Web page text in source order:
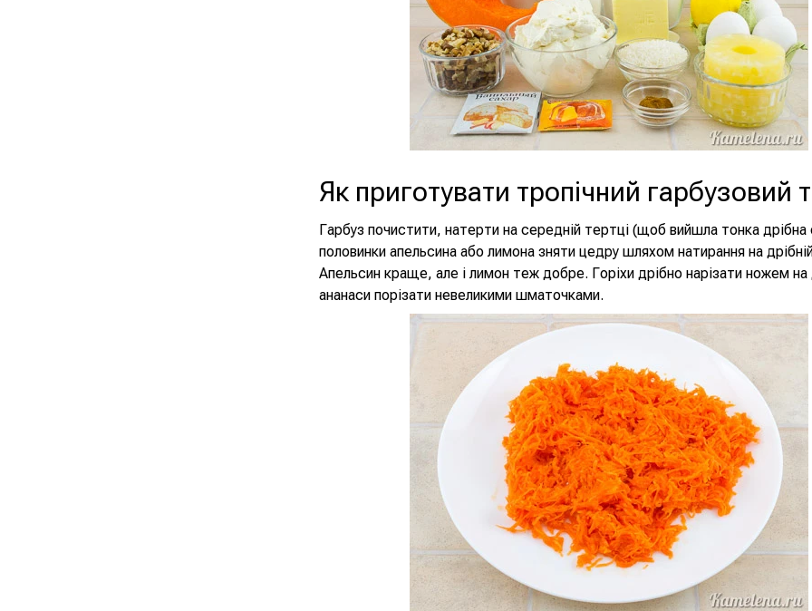
Як приготувати тропічний гарбузовий
Гарбуз почистити, натерти на середній тертці (щоб вийшла тонка
половинки апельсина або лимона зняти цедру шляхом натирання на
Апельсин краще, але і лимон теж добре. Горіхи дрібно нарізати ножем
ананаси порізати невеликими шматочками.